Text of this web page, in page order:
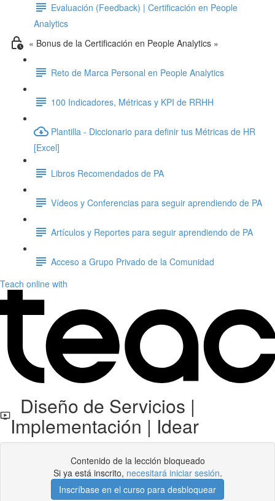
Evaluación (Feedback) | Certificación en People
Analytics
« Bonus de la Certificación en People Analytics »
Reto de Marca Personal en People Analytics
100 Indicadores, Métricas y KPI de RRHH
Plantilla - Diccionario para definir tus Métricas de HR
[Excel]
Libros Recomendados de PA
Vídeos y Conferencias para seguir aprendiendo de PA
Artículos y Reportes para seguir aprendiendo de PA
Acceso a Grupo Privado de la Comunidad
Teach online with
Diseño de Servicios |
Implementación | Idear
Contenido de la lección bloqueado
Si ya está inscrito, necesitará iniciar sesión.
Inscríbase en el curso para desbloquear